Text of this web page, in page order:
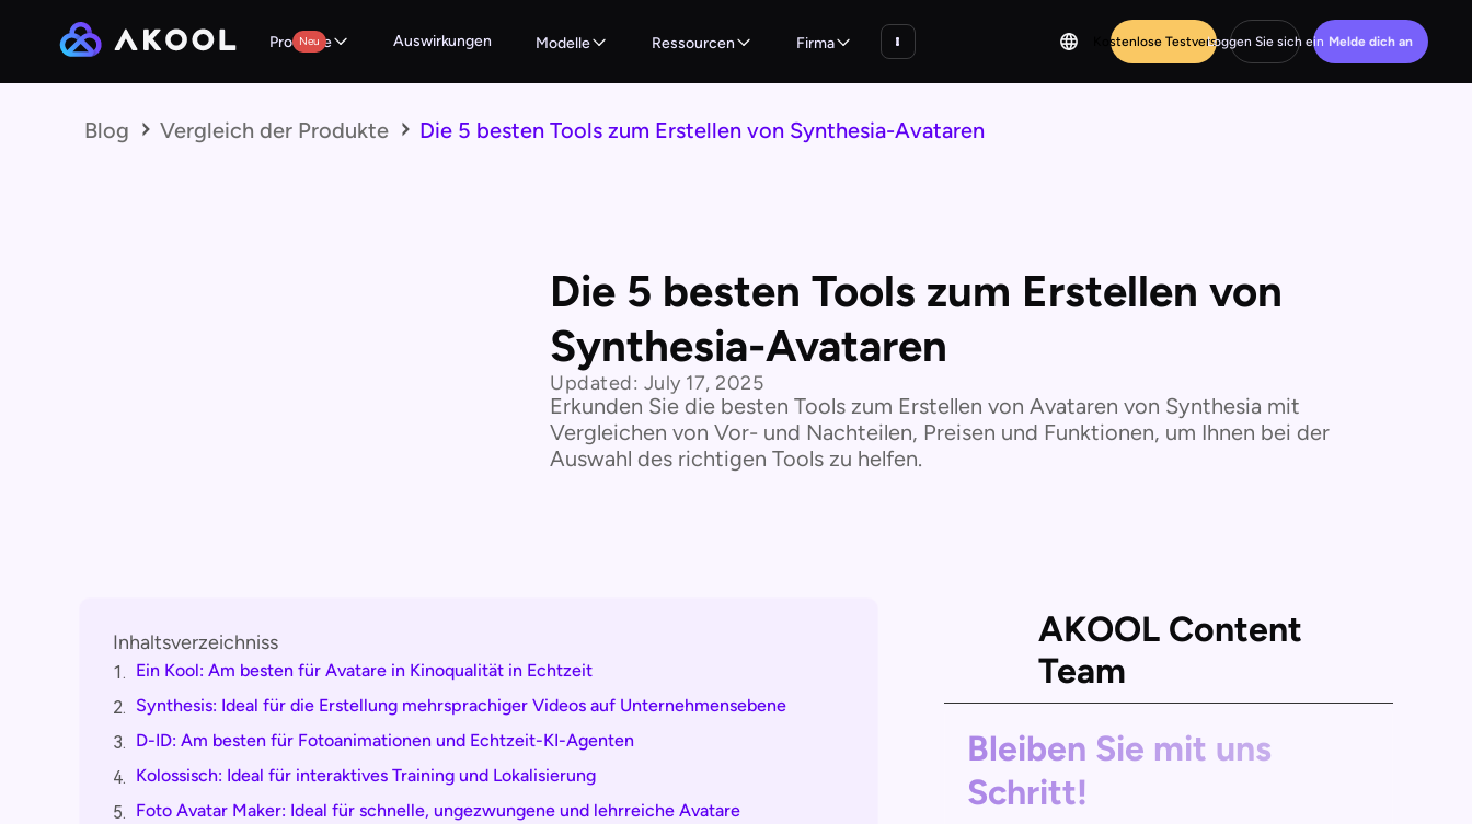
Produkte
Neu Auswirkungen Modelle Ressourcen Firma Kostenlose TestversionLoggen Sie sich ein Melde dich an
Blog Vergleich der Produkte Die 5 besten Tools zum Erstellen von Synthesia-Avataren
Die 5 besten Tools zum Erstellen von
Synthesia-Avataren
Updated: July 17, 2025
Erkunden Sie die besten Tools zum Erstellen von Avataren von Synthesia mit
Vergleichen von Vor- und Nachteilen, Preisen und Funktionen, um Ihnen bei der
Auswahl des richtigen Tools zu helfen.
Inhaltsverzeichniss
1. Ein Kool: Am besten für Avatare in Kinoqualität in Echtzeit
2. Synthesis: Ideal für die Erstellung mehrsprachiger Videos auf Unternehmensebene
3. D-ID: Am besten für Fotoanimationen und Echtzeit-KI-Agenten
4. Kolossisch: Ideal für interaktives Training und Lokalisierung
5. Foto Avatar Maker: Ideal für schnelle, ungezwungene und lehrreiche Avatare
AKOOL Content
Team
Bleiben Sie mit uns
Schritt!